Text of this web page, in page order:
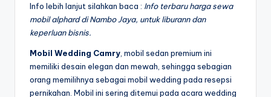
Info lebih lanjut silahkan baca : Info terbaru harga sewa
mobil alphard di Nambo Jaya, untuk liburann dan
keperluan bisnis.
Mobil Wedding Camry , mobil sedan premium ini
memiliki desain elegan dan mewah, sehingga sebagian
orang memilihnya sebagai mobil wedding pada resepsi
pernikahan. Mobil ini sering ditemui pada acara wedding